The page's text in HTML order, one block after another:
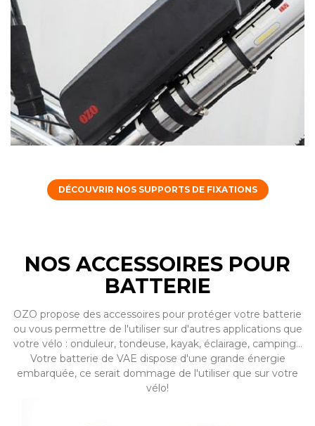
DÉCOUVRIR NOS SUPPORTS DE FIXATIONS
NOS ACCESSOIRES POUR
BATTERIE
OZO propose des accessoires pour protéger votre batterie
ou vous permettre de l'utiliser sur d'autres applications que
votre vélo : onduleur, tondeuse, kayak, éclairage, camping...
Votre batterie de VAE dispose d'une grande énergie
embarquée, ce serait dommage de l'utiliser que sur votre
vélo!